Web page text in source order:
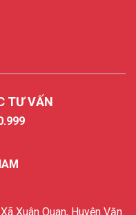
TƯ VẤN
Xuân Quan, Huyện Văn